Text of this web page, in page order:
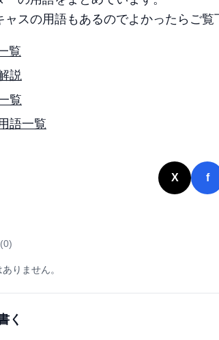
ャスの用語もあるのでよかったらご覧
覧
説
覧
語一覧
X f
(0)
りません。
く